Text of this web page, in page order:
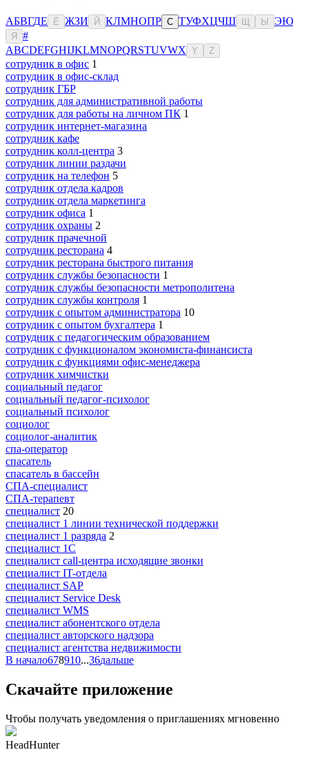
АБВГДЕ Ё ЖЗИ Й КЛМНОПР С ТУФХЦЧШ Ы ЭЮ
Я
#
ABCDEFGHIJKLMNOPQRSTUVWX Y Z
сотрудник в офис 1
сотрудник в офис-склад
сотрудник ГБР
сотрудник для административной работы
сотрудник для работы на личном ПК 1
сотрудник интернет-магазина
сотрудник кафе
сотрудник колл-центра 3
сотрудник линии раздачи
сотрудник на телефон 5
сотрудник отдела кадров
сотрудник отдела маркетинга
сотрудник офиса 1
сотрудник охраны 2
сотрудник прачечной
сотрудник ресторана 4
сотрудник ресторана быстрого питания
сотрудник службы безопасности 1
сотрудник службы безопасности метрополитена
сотрудник службы контроля 1
сотрудник с опытом администратора 10
сотрудник с опытом бухгалтера 1
сотрудник с педагогическим образованием
сотрудник с функционалом экономиста-финансиста
сотрудник с функциями офис-менеджера
сотрудник химчистки
социальный педагог
социальный педагог-психолог
социальный психолог
социолог
социолог-аналитик
спа-оператор
спасатель
спасатель в бассейн
СПА-специалист
СПА-терапевт
специалист 20
специалист 1 линии технической поддержки
специалист 1 разряда 2
специалист 1С
специалист call-центра исходящие звонки
специалист IT-отдела
специалист SAP
специалист Service Desk
специалист WMS
специалист абонентского отдела
специалист авторского надзора
специалист агентства недвижимости
В начало678910...36дальше
Скачайте приложение
Чтобы получать уведомления о приглашениях мгновенно
HeadHunter